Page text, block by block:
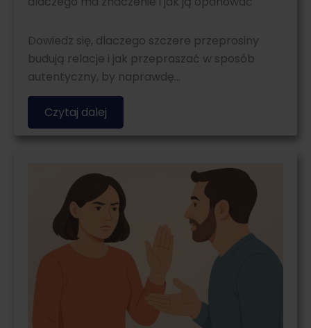
Dowiedz się, dlaczego szczere przeprosiny
budują relacje i jak przepraszać w sposób
autentyczny, by naprawdę…
Czytaj dalej